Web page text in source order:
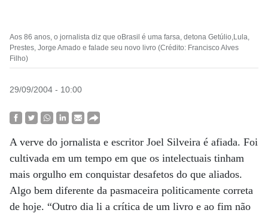
Aos 86 anos, o jornalista diz que oBrasil é uma farsa, detona Getúlio,Lula,
Prestes, Jorge Amado e falade seu novo livro (Crédito: Francisco Alves
Filho)
29/09/2004 - 10:00
A verve do jornalista e escritor Joel Silveira é afiada. Foi
cultivada em um tempo em que os intelectuais tinham
mais orgulho em conquistar desafetos do que aliados.
Algo bem diferente da pasmaceira politicamente correta
de hoje. “Outro dia li a crítica de um livro e ao fim não